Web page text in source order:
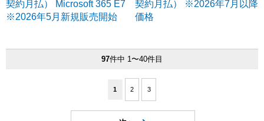
契約月払） Microsoft 365 E7
※2026年5月新規販売開始
契約月払） ※2026年7月以降
価格
97件中 1〜40件目
1 2 3